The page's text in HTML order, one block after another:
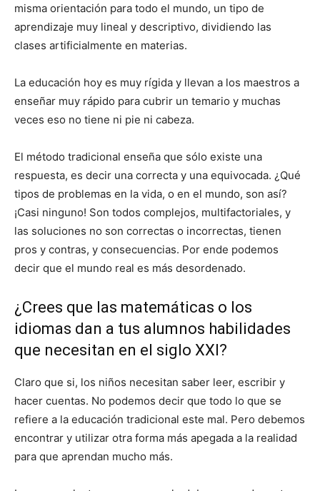
misma orientación para todo el mundo, un tipo de
aprendizaje muy lineal y descriptivo, dividiendo las
clases artificialmente en materias.
La educación hoy es muy rígida y llevan a los maestros a
enseñar muy rápido para cubrir un temario y muchas
veces eso no tiene ni pie ni cabeza.
El método tradicional enseña que sólo existe una
respuesta, es decir una correcta y una equivocada. ¿Qué
tipos de problemas en la vida, o en el mundo, son así?
¡Casi ninguno! Son todos complejos, multifactoriales, y
las soluciones no son correctas o incorrectas, tienen
pros y contras, y consecuencias. Por ende podemos
decir que el mundo real es más desordenado.
¿Crees que las matemáticas o los
idiomas dan a tus alumnos habilidades
que necesitan en el siglo XXI?
Claro que si, los niños necesitan saber leer, escribir y
hacer cuentas. No podemos decir que todo lo que se
refiere a la educación tradicional este mal. Pero debemos
encontrar y utilizar otra forma más apegada a la realidad
para que aprendan mucho más.